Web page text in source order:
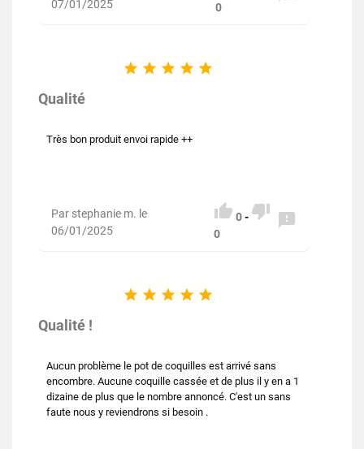
07/01/2025
0
    
Qualité
Très bon produit envoi rapide ++
Par stephanie m. le
06/01/2025
 0- 
0

    
Qualité !
Aucun problème le pot de coquilles est arrivé sans
encombre. Aucune coquille cassée et de plus il y en a 1
dizaine de plus que le nombre annoncé. C'est un sans
faute nous y reviendrons si besoin .